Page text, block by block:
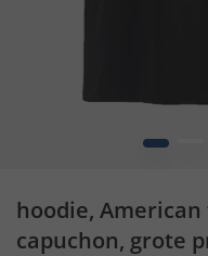
1
hoodie,
capuchon, grote